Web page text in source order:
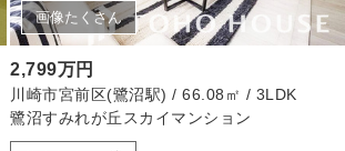
画像たくさん
2,799万円
川崎市宮前区(鷺沼駅) / 66.08㎡ / 3LDK
鷺沼すみれが丘スカイマンション